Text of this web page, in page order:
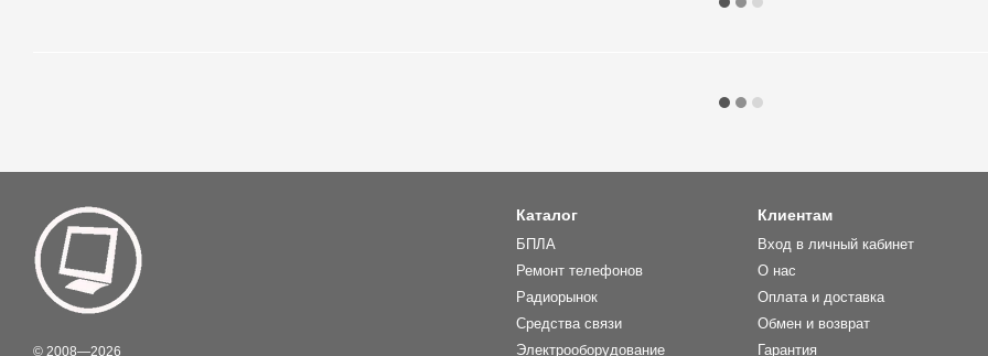
© 2008—2026
Каталог
БПЛА
Ремонт телефонов
Радиорынок
Средства связи
Электрооборудование
Клиентам
Вход в личный кабинет
О нас
Оплата и доставка
Обмен и возврат
Гарантия